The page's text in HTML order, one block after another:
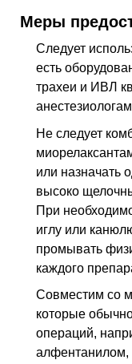
Меры
Следует
есть
трахеи и ИВЛ
Не следует
или назначать
высоко
При
иглу или
промывать
каждого
Совместим со
которые
операций,
алфентанилом,